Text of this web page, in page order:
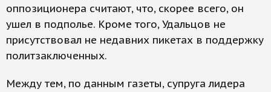
оппозиционера считают, что, скорее всего, он
ушел в подполье. Кроме того, Удальцов не
присутствовал не недавних пикетах в поддержку
политзаключенных.
Между тем, по данным газеты, супруга лидера